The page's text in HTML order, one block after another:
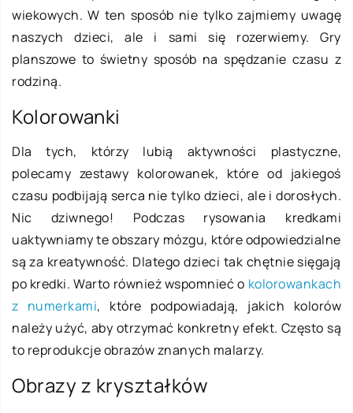
wiekowych. W ten sposób nie tylko zajmiemy uwagę
naszych dzieci, ale i sami się rozerwiemy. Gry
planszowe to świetny sposób na spędzanie czasu z
rodziną.
Kolorowanki
Dla tych, którzy lubią aktywności plastyczne,
polecamy zestawy kolorowanek, które od jakiegoś
czasu podbijają serca nie tylko dzieci, ale i dorosłych.
Nic dziwnego! Podczas rysowania kredkami
uaktywniamy te obszary mózgu, które odpowiedzialne
są za kreatywność. Dlatego dzieci tak chętnie sięgają
po kredki. Warto również wspomnieć o kolorowankach
z numerkami, które podpowiadają, jakich kolorów
należy użyć, aby otrzymać konkretny efekt. Często są
to reprodukcje obrazów znanych malarzy.
Obrazy z kryształków